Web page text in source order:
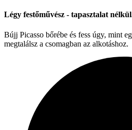
Légy festőművész - tapasztalat
Bújj Picasso bőrébe és fess úgy, mint
megtalálsz a csomagban az alkotáshoz.